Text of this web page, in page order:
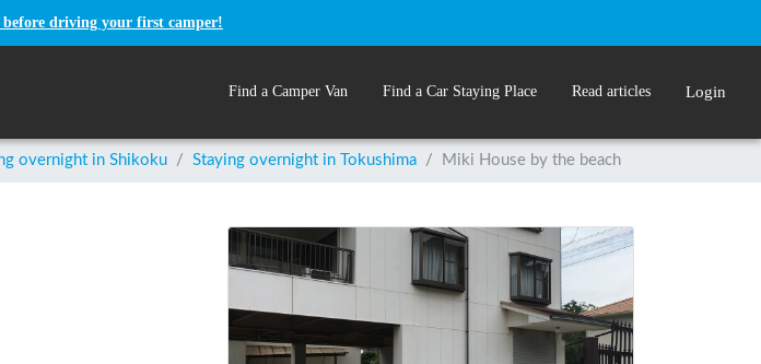
driving your first camper!
Find a Camper Van Find a Car Staying Place Read articles Login
overnight in Shikoku / Staying overnight in Tokushima / Miki House by the beach